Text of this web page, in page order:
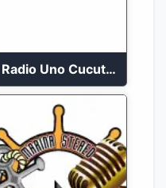
Radio Uno Cucuta 91.7 FM